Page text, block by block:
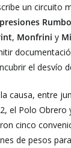
un circuito
, Monfrini y
el desvío
causa, entre
el Polo Obrero
cinco
de pesos